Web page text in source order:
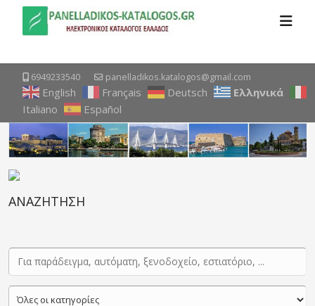
6949233540 panelladikos.katalogos@gmail.com
English Français Deutsch
Ελληνικά
Italiano
Español
ΑΝΑΖΗΤΗΣΗ